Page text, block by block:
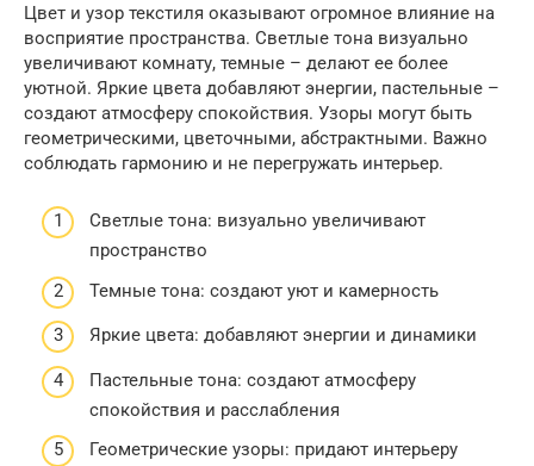
Цвет и узор текстиля оказывают огромное влияние на
восприятие пространства. Светлые тона визуально
увеличивают комнату, темные – делают ее более
уютной. Яркие цвета добавляют энергии, пастельные –
создают атмосферу спокойствия. Узоры могут быть
геометрическими, цветочными, абстрактными. Важно
соблюдать гармонию и не перегружать интерьер.
Светлые тона: визуально увеличивают
пространство
Темные тона: создают уют и камерность
Яркие цвета: добавляют энергии и динамики
Пастельные тона: создают атмосферу
спокойствия и расслабления
Геометрические узоры: придают интерьеру